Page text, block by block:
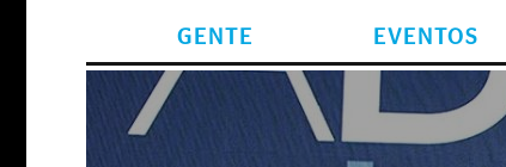
GENTE EVENTOS